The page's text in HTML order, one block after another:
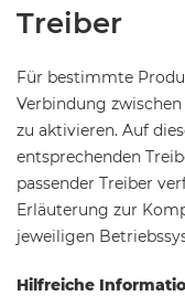
Treiber
Für bestimmte
Verbindung
zu aktivieren. Auf
entsprechenden
passender Treiber
Erläuterung zur
jeweiligen
Hilfreiche